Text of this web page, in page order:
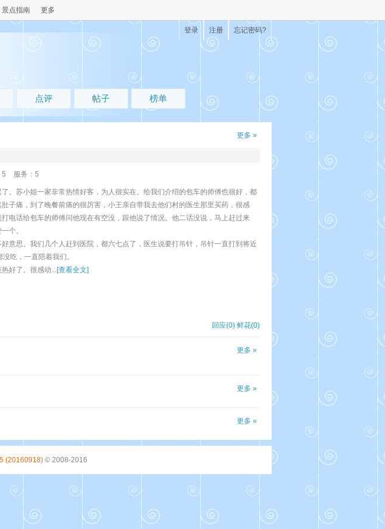
景点指南 更多
忘记密码?
注册
登录
点评 帖子 榜单
更多 »
5 服务：5
。苏小姐一家非常热情好客，为人很实在。给我们介绍的包车的师傅也很好，都
子痛，到了晚餐前痛的很厉害，小王亲自带我去他们村的医生那里买药，很感
电话给包车的师傅问他现在有空没，跟他说了情况。他二话没说，马上赶过来
个。
意思。我们几个人赶到医院，都六七点了，医生说要打吊针，吊针一直打到将近
吃，一直陪着我们。
好了。很感动...[查看全文]
回应(0) 鲜花(0)
更多 »
更多 »
更多 »
(20160918) © 2008-2016